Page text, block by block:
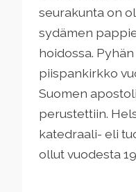
seurakunta on
sydämen
hoidossa.
piispankirkko
Suomen
perustettiin.
katedraali- eli
ollut vuodesta